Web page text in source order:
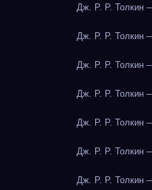
Дж. Р. Р. Толкин
Дж. Р. Р. Толкин
Дж. Р. Р. Толкин
Дж. Р. Р. Толкин
Дж. Р. Р. Толкин
Дж. Р. Р. Толкин
Дж. Р. Р. Толкин